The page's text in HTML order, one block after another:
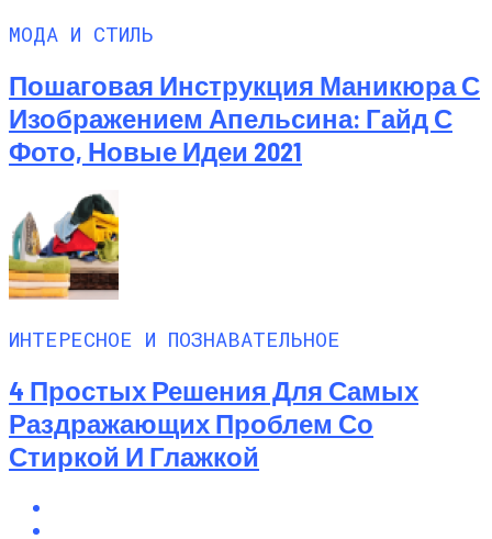
МОДА И СТИЛЬ
Пошаговая Инструкция Маникюра С
Изображением Апельсина: Гайд С
Фото, Новые Идеи 2021
ИНТЕРЕСНОЕ И ПОЗНАВАТЕЛЬНОЕ
4 Простых Решения Для Самых
Раздражающих Проблем Со
Стиркой И Глажкой